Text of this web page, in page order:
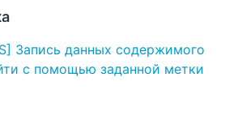
Запись данных содержимого
с помощью заданной метки